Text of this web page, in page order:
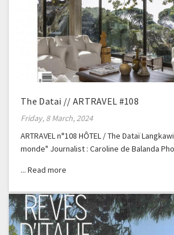
The Datai // ARTRAVEL #108
Friday, 8 March, 2024
ARTRAVEL n°108 HÔTEL / The Dataï
monde" Journalist : Caroline de Balanda